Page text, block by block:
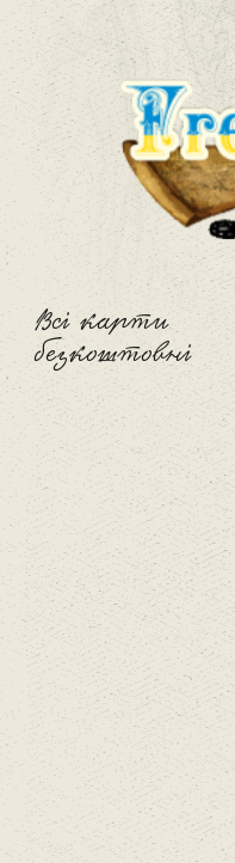
Всі карти
безкоштовні